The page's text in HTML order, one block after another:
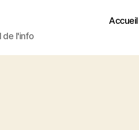
l'info
Accueil